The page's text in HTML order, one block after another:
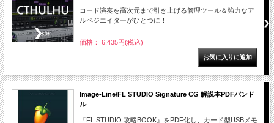
コード演奏を高次元まで引き上げる管理ツール＆強力なア
ルペジエイターがひとつに！
価格： 6,435円(税込)
Image-Line/FL STUDIO Signature CG 解説本PDFバンド
ル
『FL STUDIO 攻略BOOK』をPDF化し、カード型USBメモ